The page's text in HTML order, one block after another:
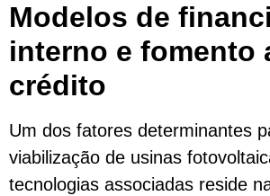
Modelos de
interno e fomento
crédito
Um dos fatores determinantes
viabilização de usinas
tecnologias associadas reside